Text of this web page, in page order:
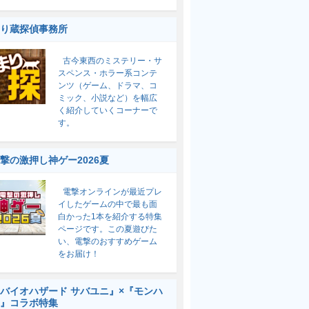
蔵探偵事務所
古今東西のミステリー・サ
スペンス・ホラー系コンテ
ンツ（ゲーム、ドラマ、コ
ミック、小説など）を幅広
く紹介していくコーナーで
す。
の激押し神ゲー2026夏
電撃オンラインが最近プレ
イしたゲームの中で最も面
白かった1本を紹介する特集
ページです。この夏遊びた
い、電撃のおすすめゲーム
をお届け！
イオハザード サバユニ』×『モンハ
コラボ特集